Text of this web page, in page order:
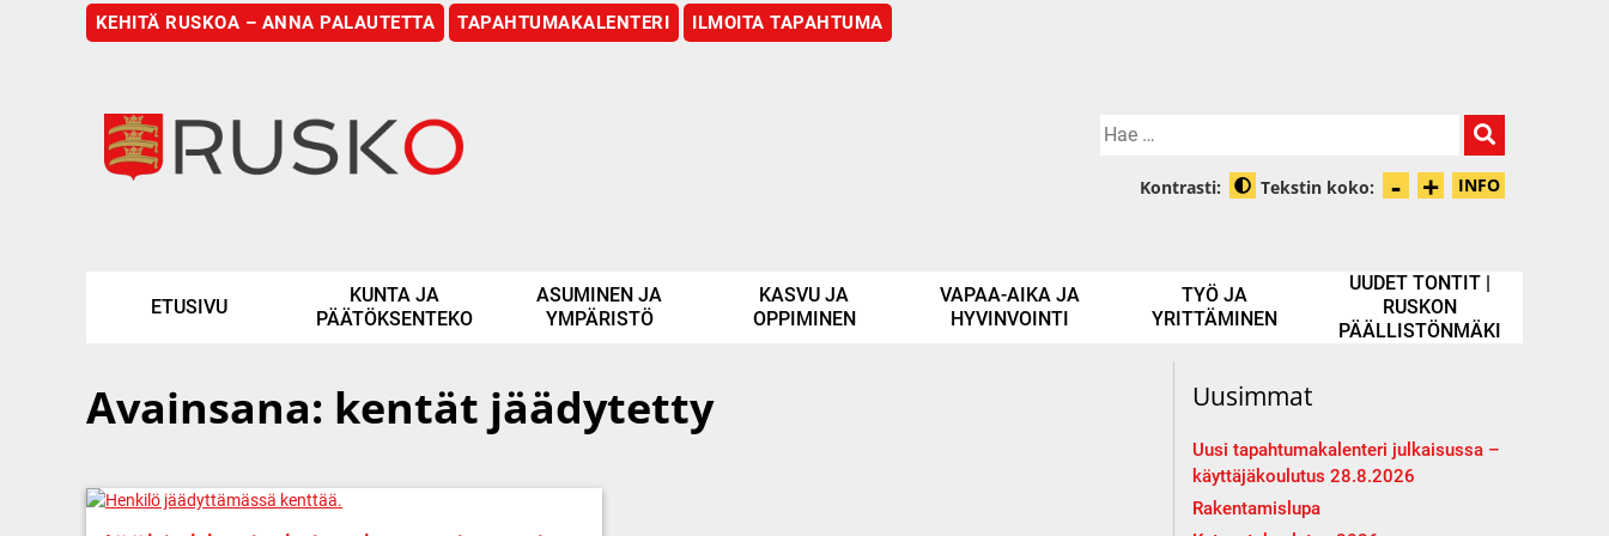
KEHITÄ RUSKOA – ANNA PALAUTETTA TAPAHTUMAKALENTERI ILMOITA TAPAHTUMA
Hae:
Kontrasti: Muuta kontrastia
Tekstin koko: -Pienennä
+Suurenna
INFO
ETUSIVU
KUNTA JA
PÄÄTÖKSENTEKO
ASUMINEN JA
YMPÄRISTÖ
KASVU JA
OPPIMINEN
VAPAA-AIKA JA
HYVINVOINTI
TYÖ JA
YRITTÄMINEN
UUDET TONTIT |
RUSKON
PÄÄLLISTÖNMÄKI
Avainsana: kentät jäädytetty Uusimmat
Uusi tapahtumakalenteri julkaisussa –
käyttäjäkoulutus 28.8.2026
Rakentamislupa